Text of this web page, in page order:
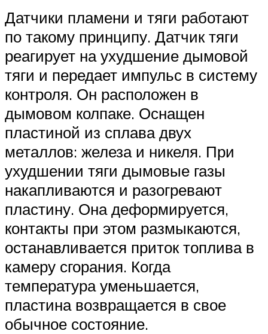
Датчики пламени и тяги работают
по такому принципу. Датчик тяги
реагирует на ухудшение дымовой
тяги и передает импульс в систему
контроля. Он расположен в
дымовом колпаке. Оснащен
пластиной из сплава двух
металлов: железа и никеля. При
ухудшении тяги дымовые газы
накапливаются и разогревают
пластину. Она деформируется,
контакты при этом размыкаются,
останавливается приток топлива в
камеру сгорания. Когда
температура уменьшается,
пластина возвращается в свое
обычное состояние.